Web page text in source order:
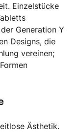
Einzelstücke
Generation Y
Designs, die
vereinen;
Ästhetik.